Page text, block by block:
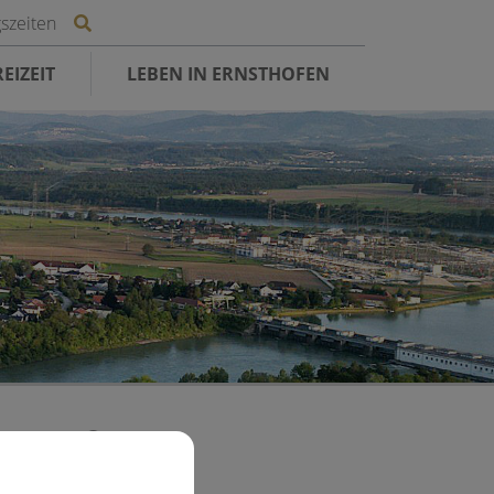
LEBEN IN ERNSTHOFEN